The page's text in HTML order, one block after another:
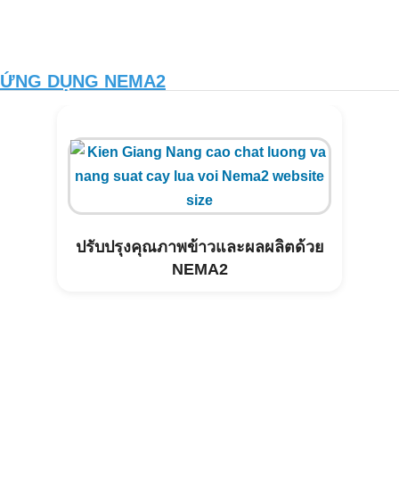
ỨNG DỤNG NEMA2
ปรับปรุงคุณภาพข้าวและผลผลิตด้วย
NEMA2